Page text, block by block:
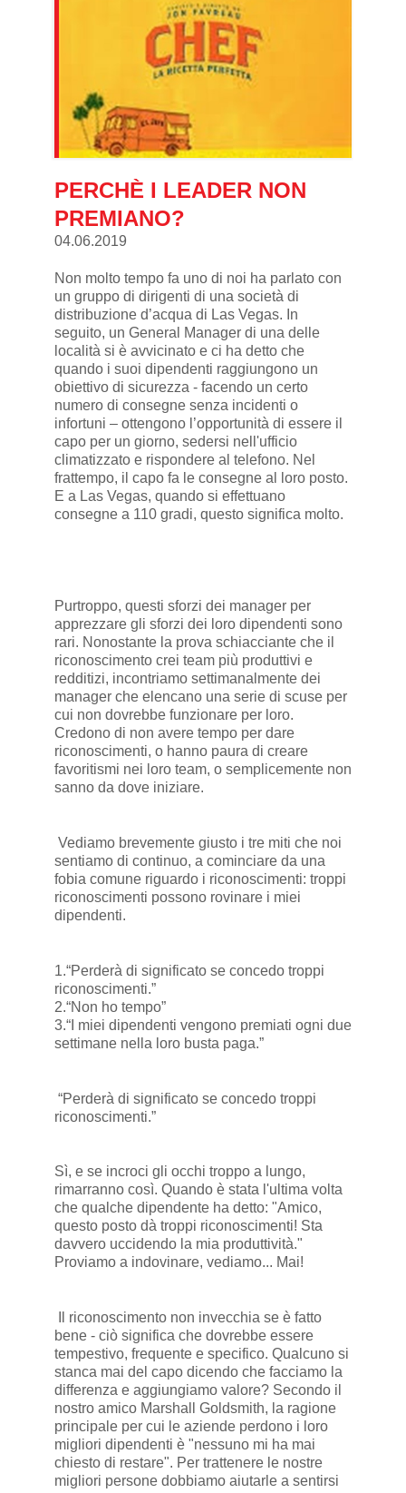
PERCHÈ I LEADER NON
PREMIANO?
04.06.2019
Non molto tempo fa uno di noi ha parlato con
un gruppo di dirigenti di una società di
distribuzione d’acqua di Las Vegas. In
seguito, un General Manager di una delle
località si è avvicinato e ci ha detto che
quando i suoi dipendenti raggiungono un
obiettivo di sicurezza - facendo un certo
numero di consegne senza incidenti o
infortuni – ottengono l’opportunità di essere il
capo per un giorno, sedersi nell'ufficio
climatizzato e rispondere al telefono. Nel
frattempo, il capo fa le consegne al loro posto.
E a Las Vegas, quando si effettuano
consegne a 110 gradi, questo significa molto.
Purtroppo, questi sforzi dei manager per
apprezzare gli sforzi dei loro dipendenti sono
rari. Nonostante la prova schiacciante che il
riconoscimento crei team più produttivi e
redditizi, incontriamo settimanalmente dei
manager che elencano una serie di scuse per
cui non dovrebbe funzionare per loro.
Credono di non avere tempo per dare
riconoscimenti, o hanno paura di creare
favoritismi nei loro team, o semplicemente non
sanno da dove iniziare.
Vediamo brevemente giusto i tre miti che noi
sentiamo di continuo, a cominciare da una
fobia comune riguardo i riconoscimenti: troppi
riconoscimenti possono rovinare i miei
dipendenti.
1.“Perderà di significato se concedo troppi
riconoscimenti.”
2.“Non ho tempo”
3.“I miei dipendenti vengono premiati ogni due
settimane nella loro busta paga.”
“Perderà di significato se concedo troppi
riconoscimenti.”
Sì, e se incroci gli occhi troppo a lungo,
rimarranno così. Quando è stata l'ultima volta
che qualche dipendente ha detto: "Amico,
questo posto dà troppi riconoscimenti! Sta
davvero uccidendo la mia produttività."
Proviamo a indovinare, vediamo... Mai!
Il riconoscimento non invecchia se è fatto
bene - ciò significa che dovrebbe essere
tempestivo, frequente e specifico. Qualcuno si
stanca mai del capo dicendo che facciamo la
differenza e aggiungiamo valore? Secondo il
nostro amico Marshall Goldsmith, la ragione
principale per cui le aziende perdono i loro
migliori dipendenti è "nessuno mi ha mai
chiesto di restare". Per trattenere le nostre
migliori persone dobbiamo aiutarle a sentirsi